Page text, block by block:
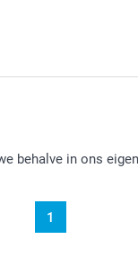
behalve in ons
1